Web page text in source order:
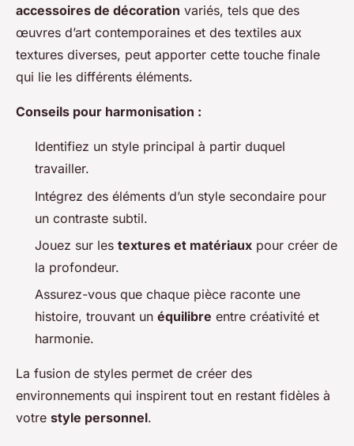
accessoires de décoration variés, tels que des
œuvres d’art contemporaines et des textiles aux
textures diverses, peut apporter cette touche finale
qui lie les différents éléments.
Conseils pour harmonisation :
Identifiez un style principal à partir duquel
travailler.
Intégrez des éléments d’un style secondaire pour
un contraste subtil.
Jouez sur les textures et matériaux pour créer de
la profondeur.
Assurez-vous que chaque pièce raconte une
histoire, trouvant un équilibre entre créativité et
harmonie.
La fusion de styles permet de créer des
environnements qui inspirent tout en restant fidèles à
votre style personnel.